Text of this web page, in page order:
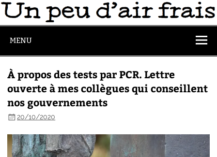
MENU
À propos des tests par PCR. Lettre
ouverte à mes collègues qui conseillent
nos gouvernements
20/10/2020